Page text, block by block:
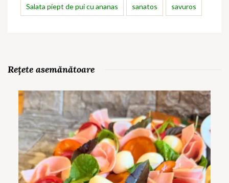
Salata piept de pui cu ananas sanatos savuros
Rețete asemănătoare